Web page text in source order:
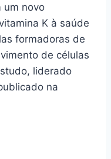
um novo
K à saúde
formadoras de
de células
liderado
na